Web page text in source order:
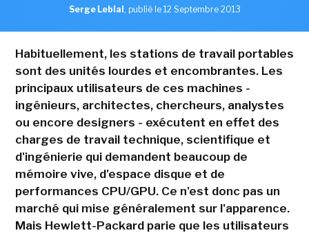
Serge Leblal , publié le 12 Septembre 2013
Habituellement, les stations de travail portables
sont des unités lourdes et encombrantes. Les
principaux utilisateurs de ces machines -
ingénieurs, architectes, chercheurs, analystes
ou encore designers - exécutent en effet des
charges de travail technique, scientifique et
d'ingénierie qui demandent beaucoup de
mémoire vive, d'espace disque et de
performances CPU/GPU. Ce n'est donc pas un
marché qui mise généralement sur l'apparence.
Mais Hewlett-Packard parie que les utilisateurs